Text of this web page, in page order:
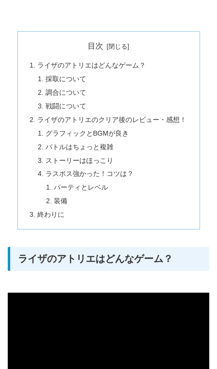
目次
ライザのアトリエはどんなゲーム？
採取について
調合について
戦闘について
ライザのアトリエのクリア後のレビュー・感想！
グラフィックとBGMが良き
バトルはちょっと複雑
ストーリーはほっこり
ラスボス強かった！コツは？
パーティとレベル
装備
終わりに
ライザのアトリエはどんなゲーム？